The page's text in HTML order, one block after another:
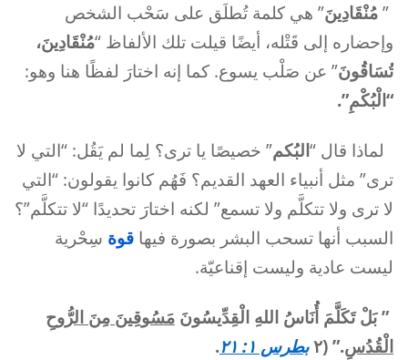
” مُنْقَادِينَ” هي كلمة تُطلَق على سَحْب الشخص
وإحضاره إلى قَتْله، أيضًا قيلت تلك الألفاظ “مُنْقَادِينَ،
تُسَاقُونَ” عن صَلْب يسوع. كما إنه اختارَ لفظًا هنا وهو:
“الْبُكْمِ”.
لماذا قال “البُكم” خصيصًا يا ترى؟ لِما لم يَقُل: “التي لا
ترى” مثل أنبياء العهد القديم؟ فَهُم كانوا يقولون: “التي
لا ترى ولا تتكلَّم ولا تسمع” لكنه اختارَ تحديدًا “لا تتكلَّم”؟
السبب أنها تسحب البشر بصورة فيها قوة سِحْرية
ليست عادية وليست إقناعيّة.
”بَلْ تَكَلَّمَ أُنَاسُ اللهِ الْقِدِّيسُونَ مَسُوقِينَ مِنَ الرُّوحِ
الْقُدُسِ.” (٢ بطرس ١: ٢١ .